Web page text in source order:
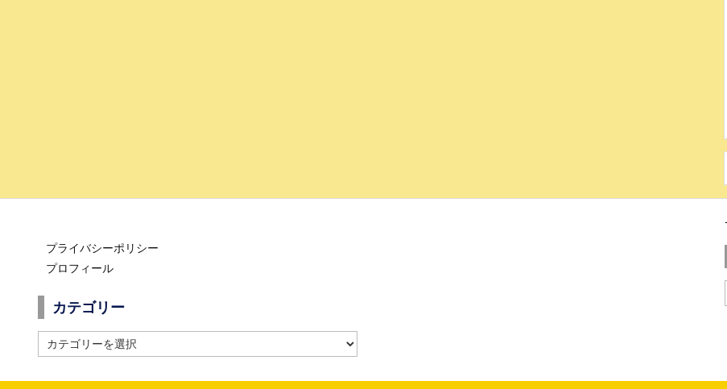
プライバシーポリシー
プロフィール
カテゴリー